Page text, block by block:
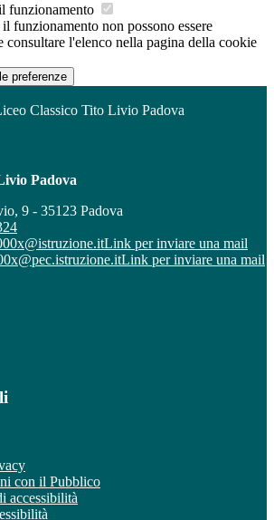
funzionamento
funzionamento non possono essere
consultare l'elenco nella pagina della cookie
preferenze
Classico Tito Livio Padova
Padova
9 - 35123 Padova
Link per inviare una mail
Link per inviare una mail
con il Pubblico
accessibilità